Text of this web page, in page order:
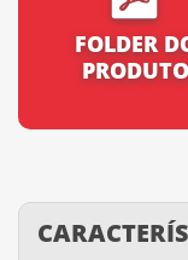
FOLDER
PRODUTO